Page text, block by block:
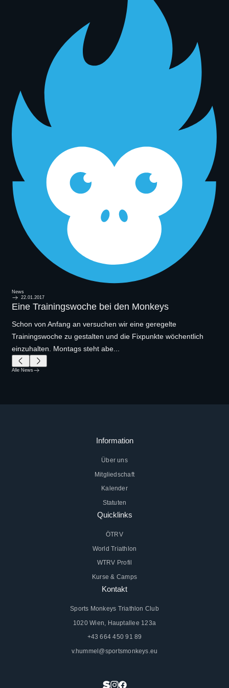
News
22.01.2017
Eine Trainingswoche bei den Monkeys
Schon von Anfang an versuchen wir eine geregelte
Trainingswoche zu gestalten und die Fixpunkte wöchentlich
einzuhalten. Montags steht abe...
Alle News
Information
Über uns
Mitgliedschaft
Kalender
Statuten
Quicklinks
ÖTRV
World Triathlon
WTRV Profil
Kurse & Camps
Kontakt
Sports Monkeys Triathlon Club
1020 Wien, Hauptallee 123a
+43 664 450 91 89
v.hummel@sportsmonkeys.eu